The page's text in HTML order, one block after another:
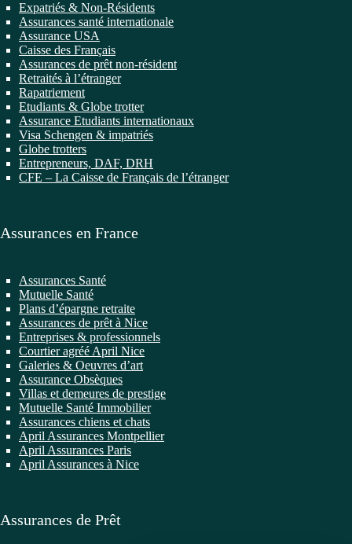
Expatriés & Non-Résidents
Assurances santé internationale
Assurance USA
Caisse des Français
Assurances de prêt non-résident
Retraités à l’étranger
Rapatriement
Etudiants & Globe trotter
Assurance Etudiants internationaux
Visa Schengen & impatriés
Globe trotters
Entrepreneurs, DAF, DRH
CFE – La Caisse de Français de l’étranger
Assurances en France
Assurances Santé
Mutuelle Santé
Plans d’épargne retraite
Assurances de prêt à Nice
Entreprises & professionnels
Courtier agréé April Nice
Galeries & Oeuvres d’art
Assurance Obsèques
Villas et demeures de prestige
Mutuelle Santé Immobilier
Assurances chiens et chats
April Assurances Montpellier
April Assurances Paris
April Assurances à Nice
Assurances de Prêt